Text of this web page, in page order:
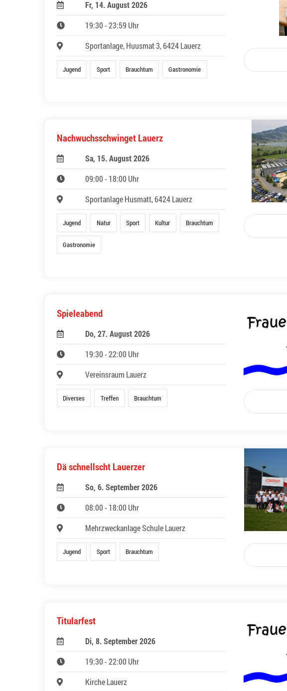
Fr, 14. August 2026
19:30 - 23:59 Uhr
Sportanlage, Huusmat 3, 6424 Lauerz
Jugend Sport Brauchtum Gastronomie
Nachwuchsschwinget Lauerz
Sa, 15. August 2026
09:00 - 18:00 Uhr
Sportanlage Husmatt, 6424 Lauerz
Jugend Natur Sport Kultur Brauchtum
Gastronomie
Spieleabend
Do, 27. August 2026
19:30 - 22:00 Uhr
Vereinsraum Lauerz
Diverses Treffen Brauchtum
Dä schnellscht Lauerzer
So, 6. September 2026
08:00 - 18:00 Uhr
Mehrzweckanlage Schule Lauerz
Jugend Sport Brauchtum
Titularfest
Di, 8. September 2026
19:30 - 22:00 Uhr
Kirche Lauerz